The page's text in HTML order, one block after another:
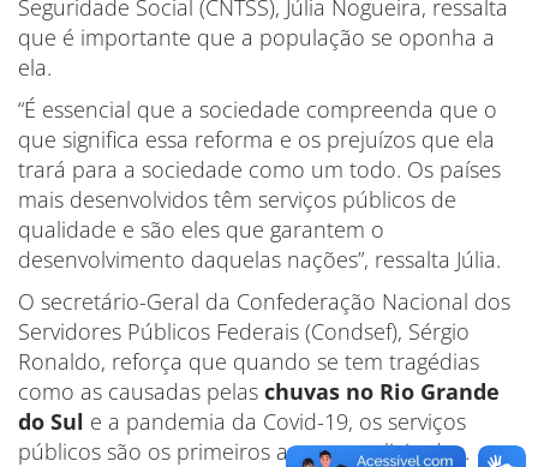
Seguridade Social (CNTSS), Júlia Nogueira, ressalta
que é importante que a população se oponha a
ela.
“É essencial que a sociedade compreenda que o
que significa essa reforma e os prejuízos que ela
trará para a sociedade como um todo. Os países
mais desenvolvidos têm serviços públicos de
qualidade e são eles que garantem o
desenvolvimento daquelas nações”, ressalta Júlia.
O secretário-Geral da Confederação Nacional dos
Servidores Públicos Federais (Condsef), Sérgio
Ronaldo, reforça que quando se tem tragédias
como as causadas pelas chuvas no Rio Grande
do Sul e a pandemia da Covid-19, os serviços
públicos são os primeiros a serem solicitados.